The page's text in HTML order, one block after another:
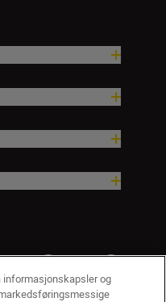
informasjonskapsler og